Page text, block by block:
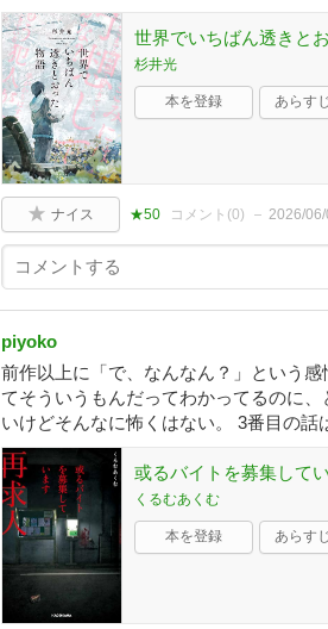
世界でいちばん透きと
杉井光
本を登録 あらす
ナイス ★50 コメント(0) 2026/06/
piyoko
前作以上に「で、なんなん？」という
てそういうもんだってわかってるのに
いけどそんなに怖くはない。 3番目の話
或るバイトを募集して
くるむあくむ
本を登録 あらす